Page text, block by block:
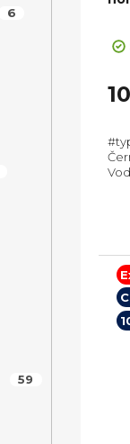
6
59
u
k
t
ů
o
d
u
k
ů
je
5,0
5